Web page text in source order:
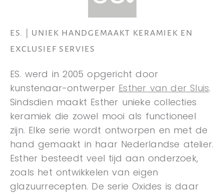
ES. | UNIEK HANDGEMAAKT KERAMIEK EN
EXCLUSIEF SERVIES
ES. werd in 2005 opgericht door
kunstenaar-ontwerper Esther van der Sluis.
Sindsdien maakt Esther unieke collecties
keramiek die zowel mooi als functioneel
zijn. Elke serie wordt ontworpen en met de
hand gemaakt in haar Nederlandse atelier.
Esther besteedt veel tijd aan onderzoek,
zoals het ontwikkelen van eigen
glazuurrecepten. De serie Oxides is daar